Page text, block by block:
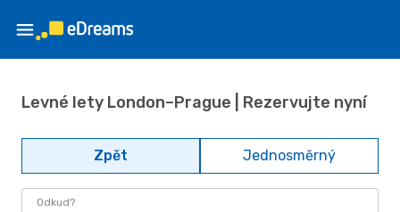
Levné lety London–Prague | Rezervujte nyní
Zpět Jednosměrný
Odkud?